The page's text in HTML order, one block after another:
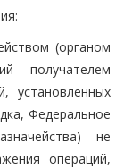
(органом
получателем
установленных
Федеральное
не
операций,